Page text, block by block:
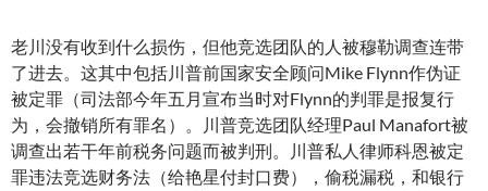
老川没有收到什么损伤，但他竞选团队的人被穆勒调查连带
了进去。这其中包括川普前国家安全顾问Mike Flynn作伪证
被定罪（司法部今年五月宣布当时对Flynn的判罪是报复行
为，会撤销所有罪名）。川普竞选团队经理Paul Manafort被
调查出若干年前税务问题而被判刑。川普私人律师科恩被定
罪违法竞选财务法（给艳星付封口费），偷税漏税，和银行